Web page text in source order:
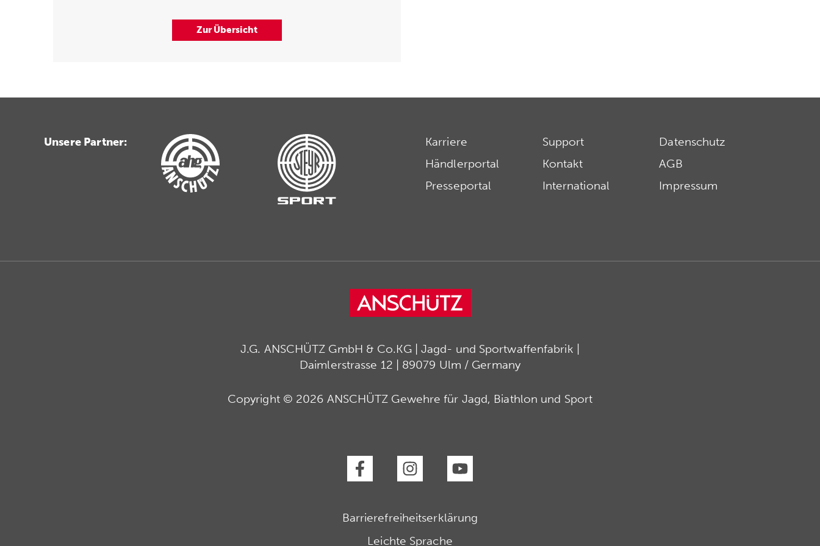
Zur Übersicht
Unsere Partner:
Karriere
Händlerportal
Presseportal
Support
Kontakt
International
Datenschutz
AGB
Impressum
J.G. ANSCHÜTZ GmbH & Co.KG | Jagd- und Sportwaffenfabrik |
Daimlerstrasse 12 | 89079 Ulm / Germany
Copyright © 2026 ANSCHÜTZ Gewehre für Jagd, Biathlon und Sport
Barrierefreiheitserklärung
Leichte Sprache